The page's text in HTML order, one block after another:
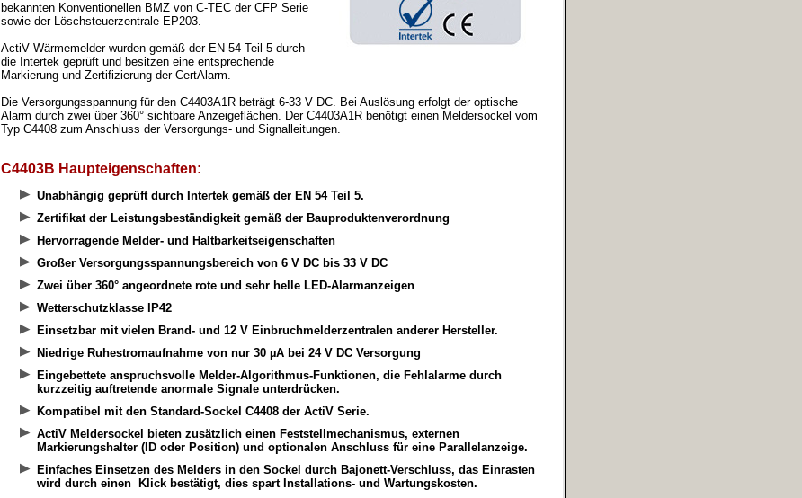
bekannten Konventionellen BMZ von C-TEC der CFP Serie
sowie der Löschsteuerzentrale EP203.
ActiV Wärmemelder wurden gemäß der EN 54 Teil 5 durch
die Intertek geprüft und besitzen eine entsprechende
Markierung und Zertifizierung der CertAlarm.
Die Versorgungsspannung für den C4403A1R beträgt 6-33 V DC. Bei Auslösung erfolgt der optische
Alarm durch zwei über 360° sichtbare Anzeigeflächen. Der C4403A1R benötigt einen Meldersockel vom
Typ C4408 zum Anschluss der Versorgungs- und Signalleitungen.
C4403B Haupteigenschaften:
Unabhängig geprüft durch Intertek gemäß der EN 54 Teil 5.
Zertifikat der Leistungsbeständigkeit gemäß der Bauproduktenverordnung
Hervorragende Melder- und Haltbarkeitseigenschaften
Großer Versorgungsspannungsbereich von 6 V DC bis 33 V DC
Zwei über 360° angeordnete rote und sehr helle LED-Alarmanzeigen
Wetterschutzklasse IP42
Einsetzbar mit vielen Brand- und 12 V Einbruchmelderzentralen anderer Hersteller.
Niedrige Ruhestromaufnahme von nur 30 µA bei 24 V DC Versorgung
Eingebettete anspruchsvolle Melder-Algorithmus-Funktionen, die Fehlalarme durch
kurzzeitig auftretende anormale Signale unterdrücken.
Kompatibel mit den Standard-Sockel C4408 der ActiV Serie.
ActiV Meldersockel bieten zusätzlich einen Feststellmechanismus, externen
Markierungshalter (ID oder Position) und optionalen Anschluss für eine Parallelanzeige.
Einfaches Einsetzen des Melders in den Sockel durch Bajonett-Verschluss, das Einrasten
wird durch einen Klick bestätigt, dies spart Installations- und Wartungskosten.